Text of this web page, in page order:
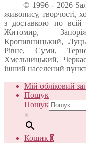
© 1996 - 2026
живопису, творчості,
з доставкою по всій
Житомир,
Кропивницький,
Рівне, Суми,
Хмельницький,
інший населений
Мій обліковий
Пошук
Пошук
×
Кошик 0